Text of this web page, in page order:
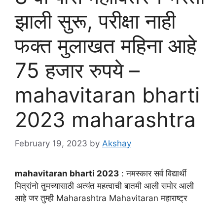
झाली सुरू, परीक्षा नाही
फक्त मुलाखत महिना आहे
75 हजार रुपये –
mahavitaran bharti
2023 maharashtra
February 19, 2023 by Akshay
mahavitaran bharti 2023 : नमस्कार सर्व विद्यार्थी
मित्रांनो तुमच्यासाठी अत्यंत महत्वाची बातमी आली समोर आली
आहे जर तुम्ही Maharashtra Mahavitaran महाराष्ट्र